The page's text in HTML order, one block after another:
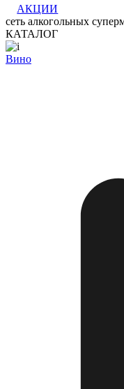
АКЦИИ
сеть алкогольных
КАТАЛОГ
Вино